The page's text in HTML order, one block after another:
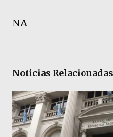
NA
Noticias Relacionadas